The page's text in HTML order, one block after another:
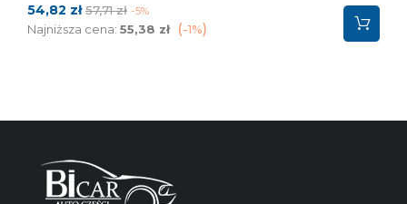
Cena
54,82 zł Cena
podstawowa
57,71 zł -5%
Najniższa cena: 55,38 zł -1%